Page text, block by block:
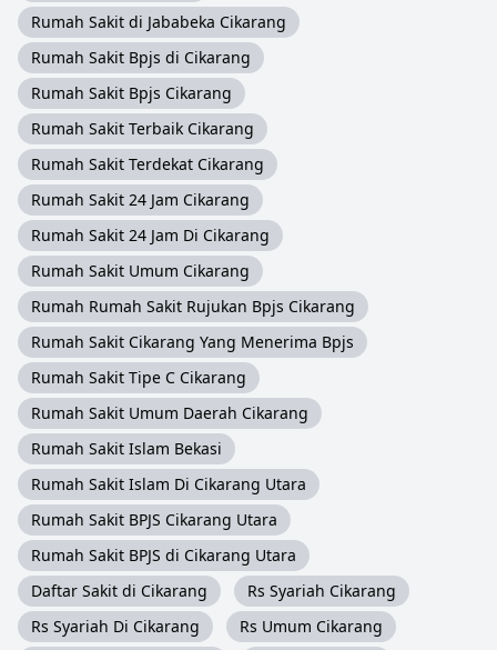
Rumah Sakit di Jababeka Cikarang
Rumah Sakit Bpjs di Cikarang
Rumah Sakit Bpjs Cikarang
Rumah Sakit Terbaik Cikarang
Rumah Sakit Terdekat Cikarang
Rumah Sakit 24 Jam Cikarang
Rumah Sakit 24 Jam Di Cikarang
Rumah Sakit Umum Cikarang
Rumah Rumah Sakit Rujukan Bpjs Cikarang
Rumah Sakit Cikarang Yang Menerima Bpjs
Rumah Sakit Tipe C Cikarang
Rumah Sakit Umum Daerah Cikarang
Rumah Sakit Islam Bekasi
Rumah Sakit Islam Di Cikarang Utara
Rumah Sakit BPJS Cikarang Utara
Rumah Sakit BPJS di Cikarang Utara
Daftar Sakit di Cikarang
Rs Syariah Cikarang
Rs Syariah Di Cikarang
Rs Umum Cikarang